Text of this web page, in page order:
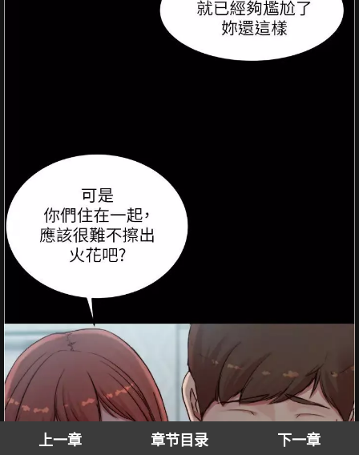
上一章 章节目录 下一章